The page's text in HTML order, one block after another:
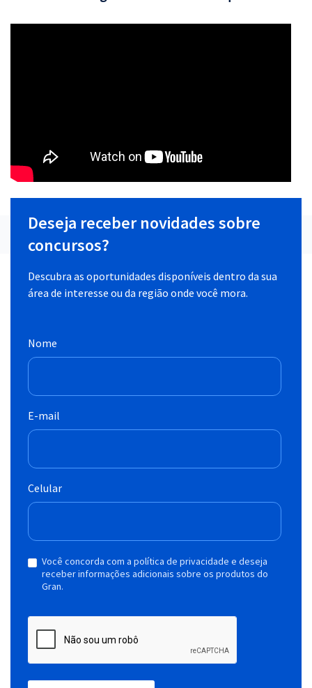
Deseja receber novidades sobre
concursos?
Descubra as oportunidades disponíveis dentro da sua
área de interesse ou da região onde você mora.
Nome
E-mail
Celular
Você concorda com a política de privacidade e deseja
receber informações adicionais sobre os produtos do
Gran.